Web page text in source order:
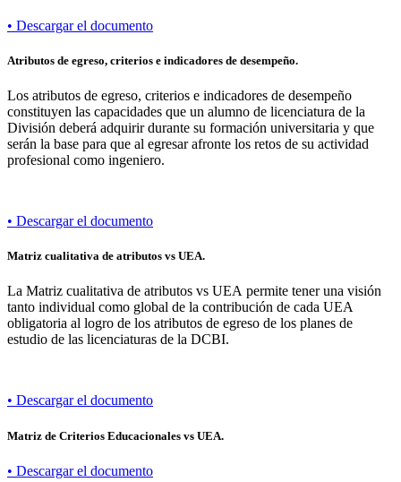
• Descargar el documento
Atributos de egreso, criterios e indicadores de desempeño.
Los atributos de egreso, criterios e indicadores de desempeño
constituyen las capacidades que un alumno de licenciatura de la
División deberá adquirir durante su formación universitaria y que
serán la base para que al egresar afronte los retos de su actividad
profesional como ingeniero.
• Descargar el documento
Matriz cualitativa de atributos vs UEA.
La Matriz cualitativa de atributos vs UEA permite tener una visión
tanto individual como global de la contribución de cada UEA
obligatoria al logro de los atributos de egreso de los planes de
estudio de las licenciaturas de la DCBI.
• Descargar el documento
Matriz de Criterios Educacionales vs UEA.
• Descargar el documento